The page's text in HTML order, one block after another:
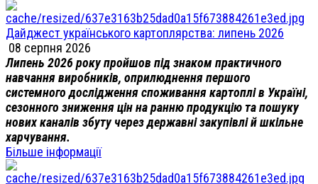
Дайджест українського картоплярства: липень 2026
08 серпня 2026
Липень 2026 року пройшов під знаком практичного
навчання виробників, оприлюднення першого
системного дослідження споживання картоплі в Україні,
сезонного зниження цін на ранню продукцію та пошуку
нових каналів збуту через державні закупівлі й шкільне
харчування.
Більше інформації